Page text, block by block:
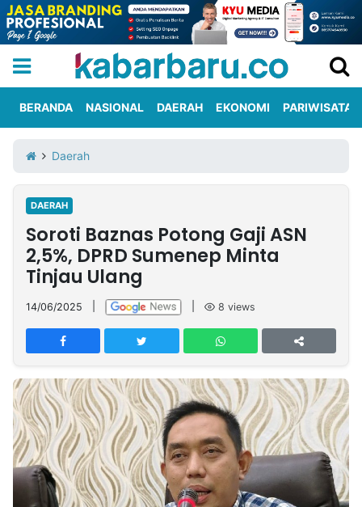
Iklan
Berita
Kami
Nasional
International
Olahraga
Entertainment
Daerah
Pariwisata
Kuliner
Kolom
Network
PT
TREETAN
INDONESIA
Partner
Insight
NTB
Suara
Time
Lens
IDN
Daily
Jogja
Jalan
Rakyat
Idealita
News
Kita
Notice
Dinamikapost.com
Radar
Baru
Seedbacklink
BERANDA NASIONAL DAERAH EKONOMI PARIWISATA
Daerah
DAERAH
Soroti Baznas Potong Gaji ASN
2,5%, DPRD Sumenep Minta
Tinjau Ulang
14/06/2025 8 views